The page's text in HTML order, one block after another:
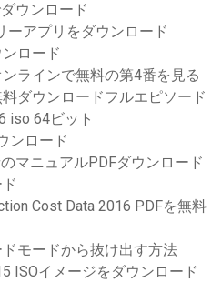
ウンロード
ーアプリをダウンロード
ロード
ラインで無料の第4番を見る
ダウンロードフルエピソード
iso 64ビット
ンロード
マニュアルPDFダウンロード
Cost Data 2016 PDFを無料
モードから抜け出す方法
ISOイメージをダウンロード